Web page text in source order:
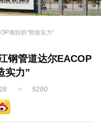
项目的“智造实力”
钢管道达尔EACOP
实力”
9280